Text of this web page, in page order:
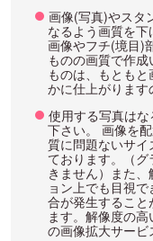
画像(写真)やスタ
なるよう画質を
画像やフチ(境目)
ものの画質で作
ものは、もとも
かに仕上がります
使用する写真は
下さい。 画像を
質に問題ないサ
ております。（
きません）また
ョン上でも目視
合が発生するこ
ます。解像度の
の画像拡大サービ